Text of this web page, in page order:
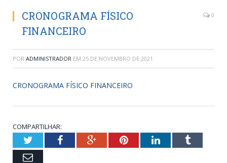
CRONOGRAMA FÍSICO
FINANCEIRO
0
POR ADMINISTRADOR EM 25 DE NOVEMBRO DE 2021
CRONOGRAMA FÍSICO FINANCEIRO
COMPARTILHAR:
TwitterFacebookGoogle+PinterestLinkedInTumblr
Email